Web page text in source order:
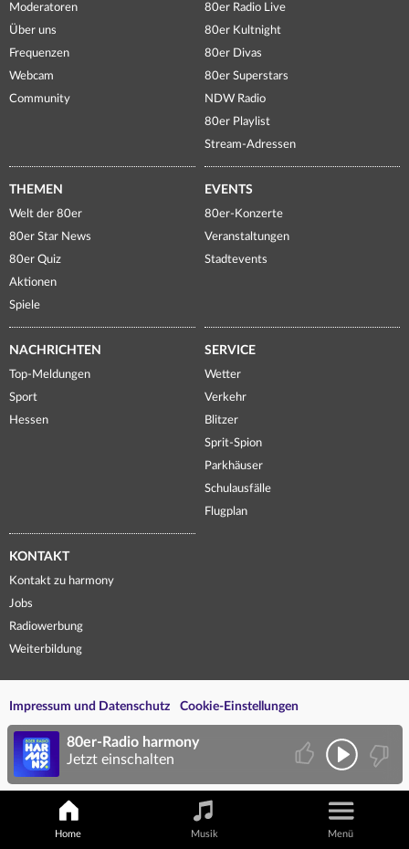
Moderatoren
Über uns
Frequenzen
Webcam
Community
80er Radio Live
80er Kultnight
80er Divas
80er Superstars
NDW Radio
80er Playlist
Stream-Adressen
THEMEN
Welt der 80er
80er Star News
80er Quiz
Aktionen
Spiele
EVENTS
80er-Konzerte
Veranstaltungen
Stadtevents
NACHRICHTEN
Top-Meldungen
Sport
Hessen
SERVICE
Wetter
Verkehr
Blitzer
Sprit-Spion
Parkhäuser
Schulausfälle
Flugplan
KONTAKT
Kontakt zu harmony
Jobs
Radiowerbung
Weiterbildung
Impressum und Datenschutz Cookie-Einstellungen
Home Musik Menü
80er-Radio harmony
Jetzt einschalten